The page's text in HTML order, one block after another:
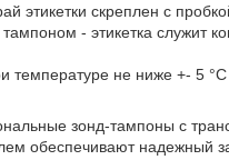
этикетки скреплен с
- этикетка служит
температуре не ниже +- 5
зонд‑тампоны с
обеспечивают надежный